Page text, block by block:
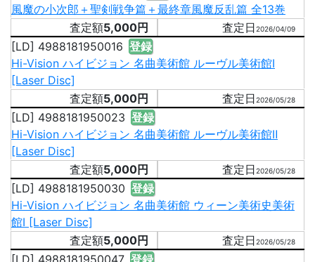
風魔の小次郎＋聖剣戦争篇＋最終章風魔反乱篇 全13巻
5,000円
2026/04/09
[LD] 4988181950016 登録
Hi-Vision ハイビジョン 名曲美術館 ルーヴル美術館Ⅰ
[Laser Disc]
5,000円
2026/05/28
[LD] 4988181950023 登録
Hi-Vision ハイビジョン 名曲美術館 ルーヴル美術館Ⅱ
[Laser Disc]
5,000円
2026/05/28
[LD] 4988181950030 登録
Hi-Vision ハイビジョン 名曲美術館 ウィーン美術史美術
館Ⅰ [Laser Disc]
5,000円
2026/05/28
[LD] 4988181950047 登録